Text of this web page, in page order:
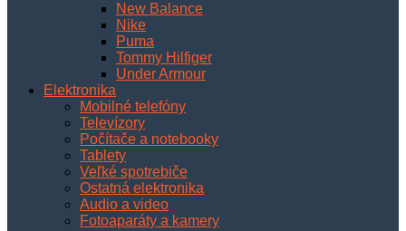
New Balance
Nike
Puma
Tommy Hilfiger
Under Armour
Elektronika
Mobilné telefóny
Televízory
Počítače a notebooky
Tablety
Veľké spotrebiče
Ostatná elektronika
Audio a video
Fotoaparáty a kamery